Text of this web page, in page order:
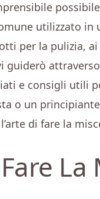
utilizzato
per la pulizia,
guiderò
e consigli utili
o un
di fare la
La